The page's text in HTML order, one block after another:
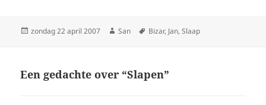
Geplaatst
zondag 22 april 2007 Auteur
San Tags
Bizar, Jan,Slaap
Een gedachte over “Slapen”